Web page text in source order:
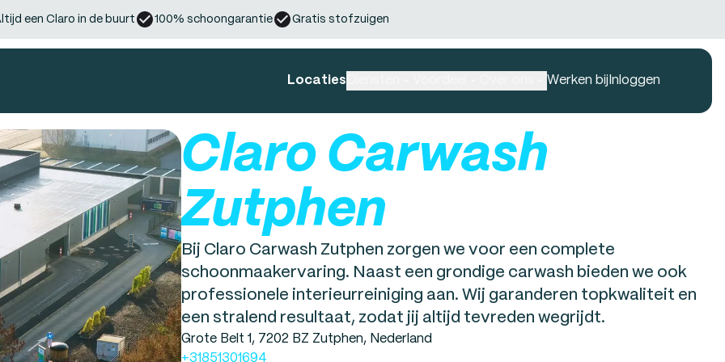
een Claro in de buurt 100% schoongarantie Gratis stofzuigen
Locaties Werken bij Inloggen
Claro Carwash
Zutphen
Bij Claro Carwash Zutphen zorgen we voor een complete
schoonmaakervaring. Naast een grondige carwash bieden we ook
professionele interieurreiniging aan. Wij garanderen topkwaliteit en
een stralend resultaat, zodat jij altijd tevreden wegrijdt.
Grote Belt 1, 7202 BZ Zutphen, Nederland
+31851301694